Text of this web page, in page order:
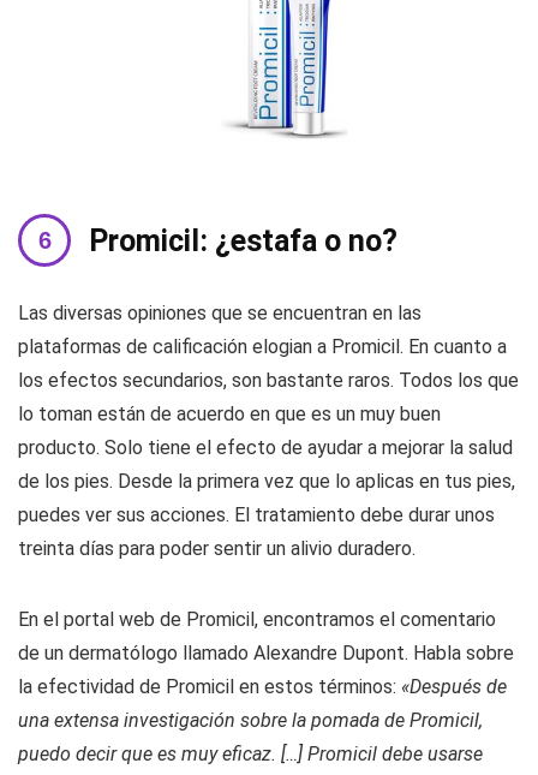
Promicil: ¿estafa o no?
Las diversas opiniones que se encuentran en las
plataformas de calificación elogian a Promicil. En cuanto a
los efectos secundarios, son bastante raros. Todos los que
lo toman están de acuerdo en que es un muy buen
producto. Solo tiene el efecto de ayudar a mejorar la salud
de los pies. Desde la primera vez que lo aplicas en tus pies,
puedes ver sus acciones. El tratamiento debe durar unos
treinta días para poder sentir un alivio duradero.
En el portal web de Promicil, encontramos el comentario
de un dermatólogo llamado Alexandre Dupont. Habla sobre
la efectividad de Promicil en estos términos: «Después de
una extensa investigación sobre la pomada de Promicil,
puedo decir que es muy eficaz. […] Promicil debe usarse